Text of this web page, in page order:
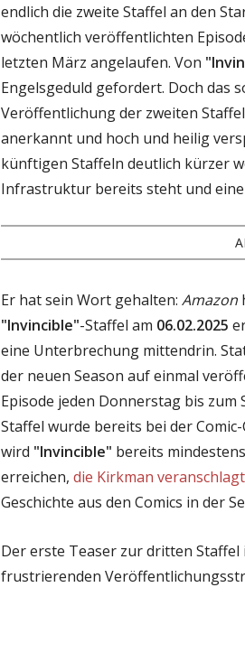
endlich die zweite Staffel an den
wöchentlich veröffentlichten
letzten März angelaufen. Von
Engelsgeduld gefordert. Doch das
Veröffentlichung der zweiten
anerkannt und hoch und heilig
künftigen Staffeln deutlich kürzer
Infrastruktur bereits steht und
Er hat sein Wort gehalten: Amazon
"Invincible"-Staffel am 06.02.2025
eine Unterbrechung mittendrin.
der neuen Season auf einmal
Episode jeden Donnerstag bis zum
Staffel wurde bereits bei der
wird "Invincible" bereits
erreichen, die Kirkman
Geschichte aus den Comics in der
Der erste Teaser zur dritten
frustrierenden